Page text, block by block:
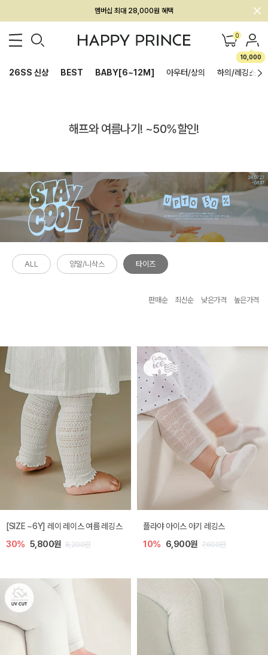
멤버십 최대 28,000원 혜택
0
10,000
26SS 신상 BEST BABY[6~12M] 아우터/상의 하의/레깅스
해프와 여름나기! ~50%할인!
ALL 양말/니삭스 타이즈
판매순 최신순 낮은가격 높은가격
[SIZE ~6Y] 레이 레이스 여름 레깅스
30% 5,800원 8,200원
플라야 아이스 아기 레깅스
10% 6,900원 7,600원